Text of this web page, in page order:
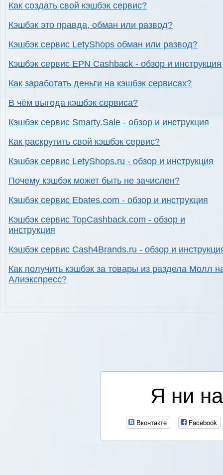
Как создать свой кэшбэк сервис?
Кэшбэк это правда, обман или развод?
Кэшбэк сервис LetyShops обман или развод?
Кэшбэк сервис EPN Cashback - обзор и инструкция
Как заработать деньги на кэшбэк сервисах?
В чём выгода кэшбэк сервиса?
Кэшбэк сервис Smarty.Sale - обзор и инструкция
Как раскрутить свой кэшбэк сервис?
Кэшбэк сервис LetyShops.ru - обзор и инструкция
Почему кэшбэк может быть не зачислен?
Кэшбэк сервис Ebates.com - обзор и инструкция
Кэшбэк сервис TopCashback.com - обзор и
инструкция
Кэшбэк сервис Cash4Brands.ru - обзор и
Как получить кэшбэк за товары из раздела Молл
Алиэкспресс?
Я ни
Вконтакте Facebook